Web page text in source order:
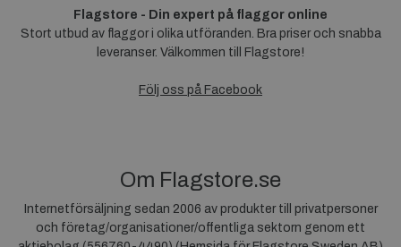
Flagstore - Din expert på flaggor online
Stort utbud av flaggor i olika utföranden. Bra priser och snabba
leveranser. Välkommen till Flagstore!
Följ oss på Facebook
Om Flagstore.se
Internetförsäljning sedan 2006 av produkter till privatpersoner
och företag/organisationer/offentliga sektorn genom ett